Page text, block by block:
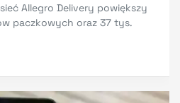
Allegro Delivery powiększy
paczkowych oraz 37 tys.